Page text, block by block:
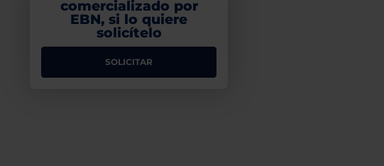
comercializado por
EBN, si lo quiere
solicítelo
SOLICITAR